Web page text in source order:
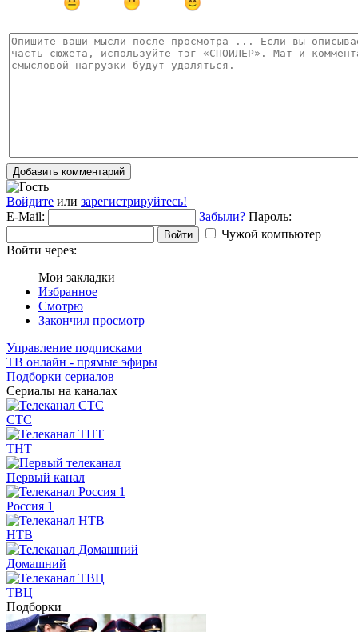
Добавить комментарий
Войдите или зарегистрируйтесь!
E-Mail:
Забыли? Пароль:
Войти
Чужой компьютер
Войти через:
Мои закладки
Избранное
Смотрю
Закончил просмотр
Управление подписками
ТВ онлайн - прямые эфиры
Подборки сериалов
Сериалы на каналах
СТС
ТНТ
Первый канал
Россия 1
НТВ
Домашний
ТВЦ
Подборки